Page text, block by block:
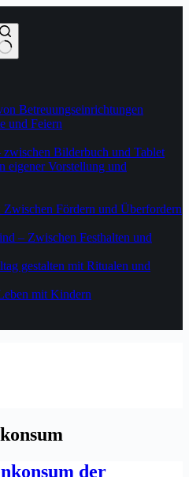
Betreuungseinrichtungen
und Feiern
Bilderbuch und Tablet
eigener Vorstellung und
Fördern und Überfordern
– Zwischen Festhalten und
gestalten mit Ritualen und
mit Kindern
der